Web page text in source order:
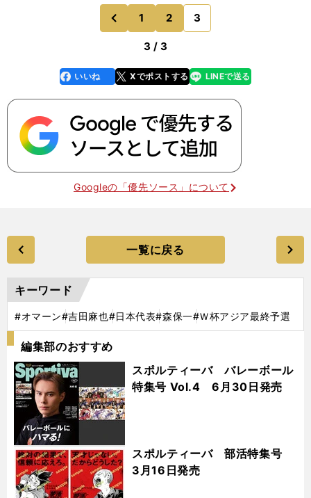
前
のページへ
1 2 3
3 / 3
faceboo
k
いいね Xでポストする
line LINEで送る
Googleの「優先ソース」について
一覧に戻る
キーワード
#オマーン#吉田麻也#日本代表#森保一#Ｗ杯アジア最終予選
編集部のおすすめ
スポルティーバ バレーボール
特集号 Vol.4 6月30日発売
スポルティーバ 部活特集号
3月16日発売